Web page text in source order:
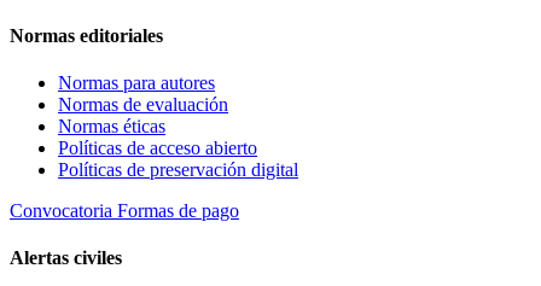
Normas editoriales
Normas para autores
Normas de evaluación
Normas éticas
Políticas de acceso abierto
Políticas de preservación digital
Convocatoria Formas de pago
Alertas civiles